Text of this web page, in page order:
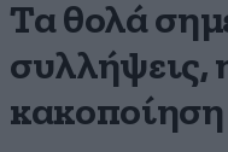
Τα θολά
συλλήψεις,
κακοποίηση